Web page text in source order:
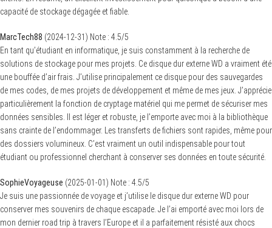
capacité de stockage dégagée et fiable.
MarcTech88 (2024-12-31) Note : 4.5/5
En tant qu’étudiant en informatique, je suis constamment à la recherche de
solutions de stockage pour mes projets. Ce disque dur externe WD a vraiment été
une bouffée d’air frais. J’utilise principalement ce disque pour des sauvegardes
de mes codes, de mes projets de développement et même de mes jeux. J’apprécie
particulièrement la fonction de cryptage matériel qui me permet de sécuriser mes
données sensibles. Il est léger et robuste, je l’emporte avec moi à la bibliothèque
sans crainte de l’endommager. Les transferts de fichiers sont rapides, même pour
des dossiers volumineux. C’est vraiment un outil indispensable pour tout
étudiant ou professionnel cherchant à conserver ses données en toute sécurité.
SophieVoyageuse (2025-01-01) Note : 4.5/5
Je suis une passionnée de voyage et j’utilise le disque dur externe WD pour
conserver mes souvenirs de chaque escapade. Je l’ai emporté avec moi lors de
mon dernier road trip à travers l’Europe et il a parfaitement résisté aux chocs